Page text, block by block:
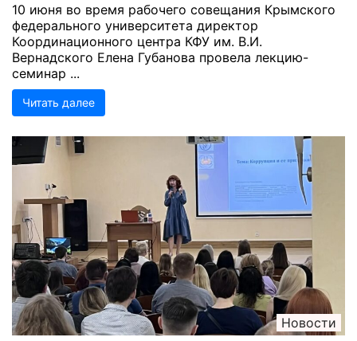
10 июня во время рабочего совещания Крымского
федерального университета директор
Координационного центра КФУ им. В.И.
Вернадского Елена Губанова провела лекцию-
семинар ...
Читать далее
Новости